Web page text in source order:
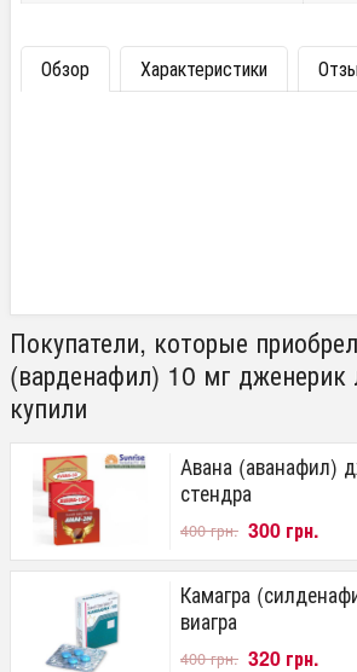
Обзор Характеристики
Покупатели, которые
(варденафил) 10 мг дженерик
купили
Авана (аванафил)
стендра
400 грн. 300 грн.
Камагра
виагра
400 грн. 320 грн.